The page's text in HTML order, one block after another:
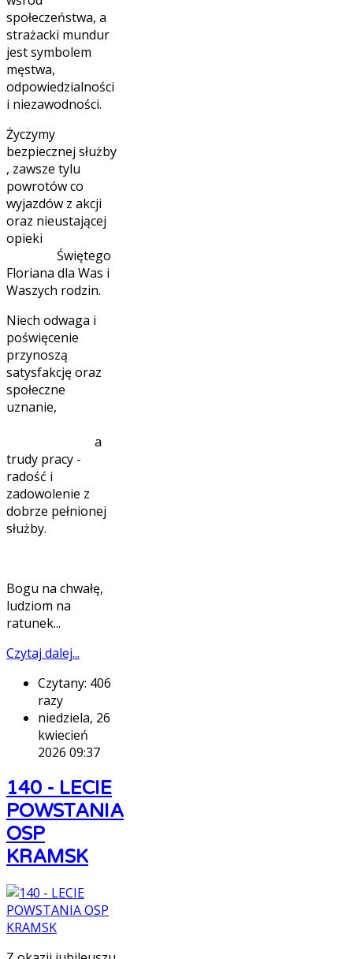
społeczeństwa, a
strażacki mundur
jest symbolem
męstwa,
odpowiedzialności
i niezawodności.
Życzymy
bezpiecznej służby
, zawsze tylu
powrotów co
wyjazdów z akcji
oraz nieustającej
opieki
Świętego
Floriana dla Was i
Waszych rodzin.
Niech odwaga i
poświęcenie
przynoszą
satysfakcję oraz
społeczne
uznanie,
a
trudy pracy -
radość i
zadowolenie z
dobrze pełnionej
służby.
Bogu na chwałę,
ludziom na
ratunek...
Czytaj dalej...
Czytany: 406
razy
niedziela, 26
kwiecień
2026 09:37
140 - LECIE
POWSTANIA
OSP
KRAMSK